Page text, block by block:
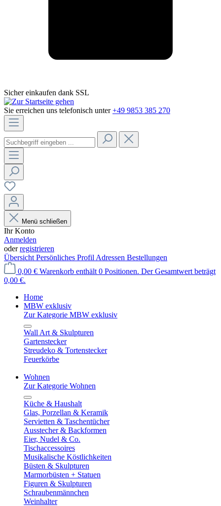
Sicher einkaufen dank SSL
Sie erreichen uns telefonisch unter +49 9853 385 270
Menü schließen
Ihr Konto
Anmelden
oderregistrieren
Übersicht Persönliches Profil Adressen Bestellungen
0,00 € Warenkorb enthält 0 Positionen. Der Gesamtwert beträgt
0,00 €.
Home
MBW exklusiv
Zur Kategorie MBW exklusiv
Wall Art & Skulpturen
Gartenstecker
Streudeko & Tortenstecker
Feuerkörbe
Wohnen
Zur Kategorie Wohnen
Küche & Haushalt
Glas, Porzellan & Keramik
Servietten & Taschentücher
Ausstecher & Backformen
Eier, Nudel & Co.
Tischaccessoires
Musikalische Köstlichkeiten
Büsten & Skulpturen
Marmorbüsten + Statuen
Figuren & Skulpturen
Schraubenmännchen
Weinhalter